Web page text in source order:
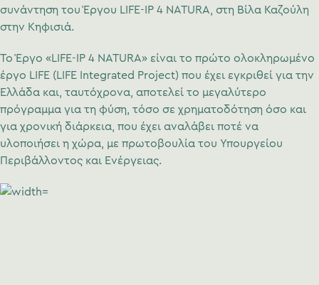
συνάντηση του Έργου LIFE-IP 4 NATURA, στη Βίλα Καζούλη
στην Κηφισιά.
Το Έργο «LIFE-IP 4 NATURA» είναι το πρώτο ολοκληρωμένο
έργο LIFE (LIFE Integrated Project) που έχει εγκριθεί για την
Ελλάδα και, ταυτόχρονα, αποτελεί το μεγαλύτερο
πρόγραμμα για τη φύση, τόσο σε χρηματοδότηση όσο και
για χρονική διάρκεια, που έχει αναλάβει ποτέ να
υλοποιήσει η χώρα, με πρωτοβουλία του Υπουργείου
Περιβάλλοντος και Ενέργειας.